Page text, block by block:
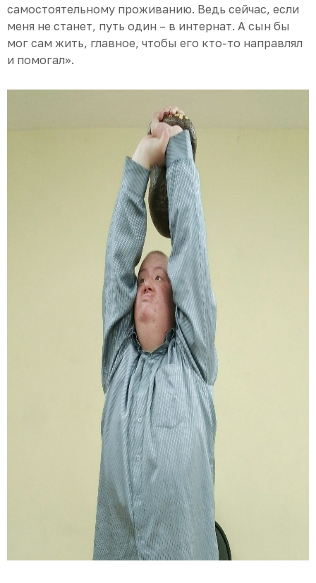
самостоятельному проживанию. Ведь сейчас, если
меня не станет, путь один – в интернат. А сын бы
мог сам жить, главное, чтобы его кто-то направлял
и помогал».